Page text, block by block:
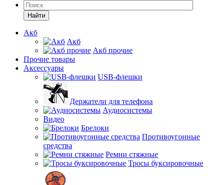
Найти
Акб
Акб
Акб прочие
Прочие товары
Аксессуары
USB-флешки
Держатели для телефона
Аудиосистемы
Видео
Брелоки
Противоугонные
средства
Ремни стяжные
Тросы буксировочные